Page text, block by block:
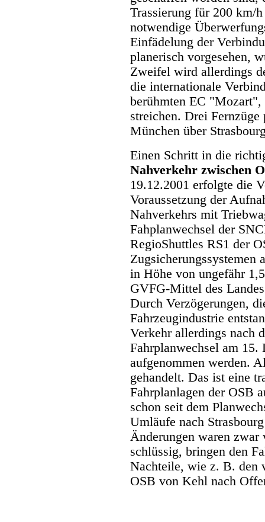
Trassierung für 200 km/
notwendige
Einfädelung der
planerisch vorgesehen,
Zweifel wird allerdings
die internationale
berühmten EC "Mozart",
streichen. Drei
München über
Einen Schritt in die
Nahverkehr zwischen
19.12.2001 erfolgte die
Voraussetzung der
Nahverkehrs mit
Fahplanwechsel der
RegioShuttles RS1 der
Zugsicherungssystemen
in Höhe von ungefähr
GVFG-Mittel des
Durch Verzögerungen,
Fahrzeugindustrie
Verkehr allerdings nach
Fahrplanwechsel am 15.
aufgenommen werden.
gehandelt. Das ist eine
Fahrplanlagen der OSB
schon seit dem
Umläufe nach
Änderungen waren zwar
schlüssig, bringen den
Nachteile, wie z. B. den
OSB von Kehl nach